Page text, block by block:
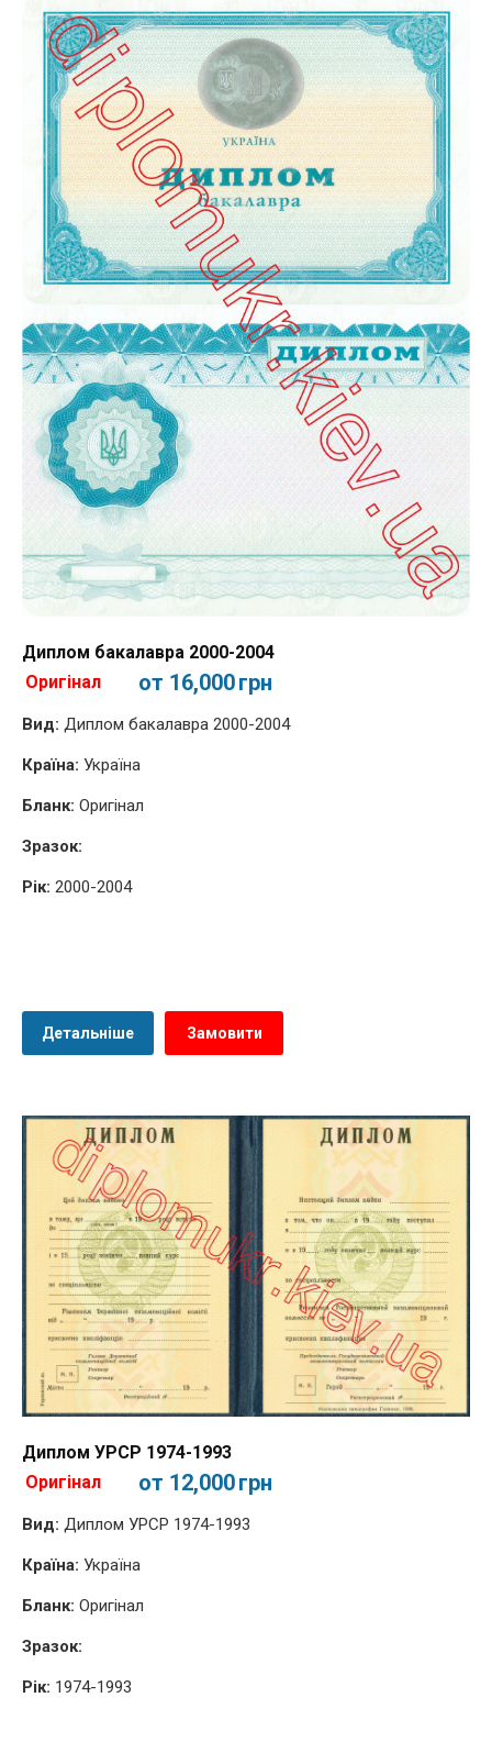
Диплом бакалавра 2000-2004
Оригінал
от 16,000грн
Вид: Диплом бакалавра 2000-2004
Країна: Україна
Бланк: Оригінал
Зразок:
Рік: 2000-2004
Детальніше Замовити
Диплом УPСР 1974-1993
Оригінал
от 12,000грн
Вид: Диплом УPСР 1974-1993
Країна: Україна
Бланк: Оригінал
Зразок:
Рік: 1974-1993